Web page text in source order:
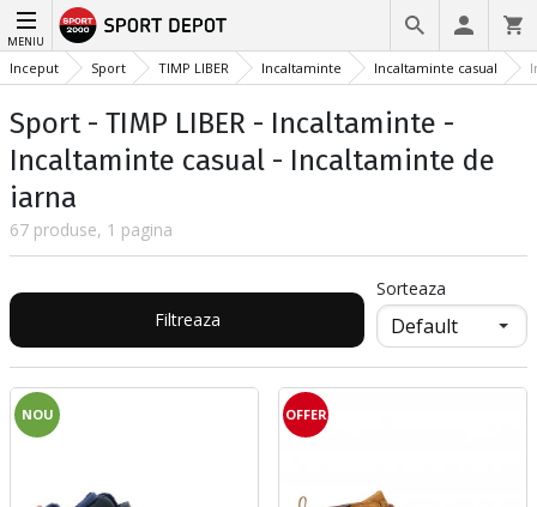
MENIU
Inceput Sport TIMP LIBER Incaltaminte Incaltaminte casual
Sport - TIMP LIBER - Incaltaminte -
Incaltaminte casual - Incaltaminte de
iarna
67 produse, 1 pagina
Filtreaza
Sorteaza
NOU OFFER